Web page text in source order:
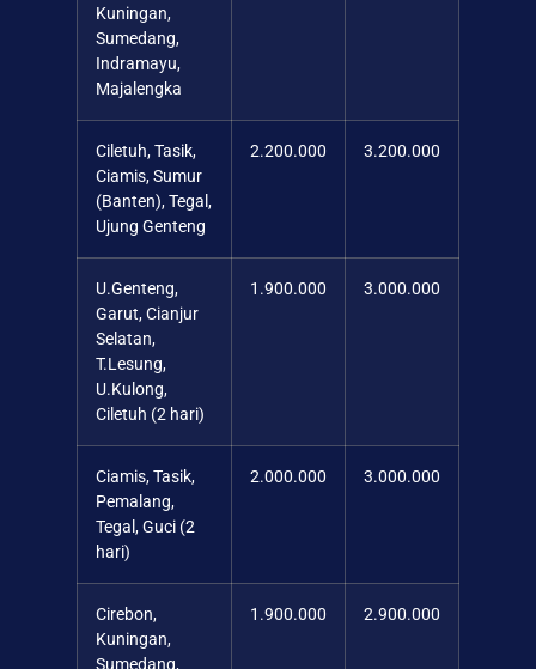
Kuningan,
Sumedang,
Indramayu,
Majalengka
Ciletuh, Tasik,
Ciamis, Sumur
(Banten), Tegal,
Ujung Genteng
2.200.000 3.200.000
U.Genteng,
Garut, Cianjur
Selatan,
T.Lesung,
U.Kulong,
Ciletuh (2 hari)
1.900.000 3.000.000
Ciamis, Tasik,
Pemalang,
Tegal, Guci (2
hari)
2.000.000 3.000.000
Cirebon,
Kuningan,
Sumedang,
1.900.000 2.900.000